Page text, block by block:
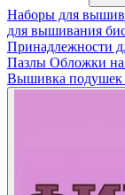
Наборы для
для вышивания
Принадлежности
Пазлы Обложки
Вышивка подушек